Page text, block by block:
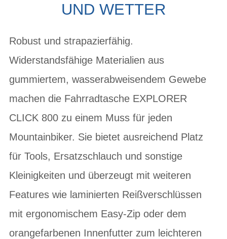
UND WETTER
Robust und strapazierfähig.
Widerstandsfähige Materialien aus
gummiertem, wasserabweisendem Gewebe
machen die Fahrradtasche EXPLORER
CLICK 800 zu einem Muss für jeden
Mountainbiker. Sie bietet ausreichend Platz
für Tools, Ersatzschlauch und sonstige
Kleinigkeiten und überzeugt mit weiteren
Features wie laminierten Reißverschlüssen
mit ergonomischem Easy-Zip oder dem
orangefarbenen Innenfutter zum leichteren